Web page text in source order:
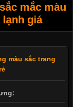
mắc màu
lạnh giá
màu sắc trang